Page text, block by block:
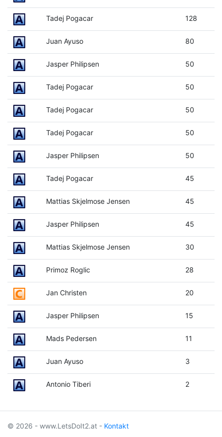
Tadej Pogacar 128
Juan Ayuso 80
Jasper Philipsen 50
Tadej Pogacar 50
Tadej Pogacar 50
Tadej Pogacar 50
Jasper Philipsen 50
Tadej Pogacar 45
Mattias Skjelmose Jensen 45
Jasper Philipsen 45
Mattias Skjelmose Jensen 30
Primoz Roglic 28
Jan Christen 20
Jasper Philipsen 15
Mads Pedersen 11
Juan Ayuso 3
Antonio Tiberi 2
© 2026 - www.LetsDoIt2.at - Kontakt